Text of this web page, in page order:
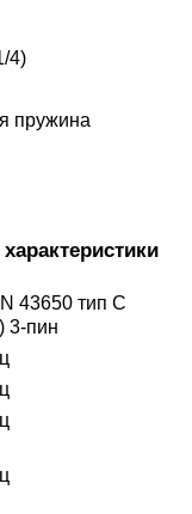
4)
пружина
43650 тип C
3-пин